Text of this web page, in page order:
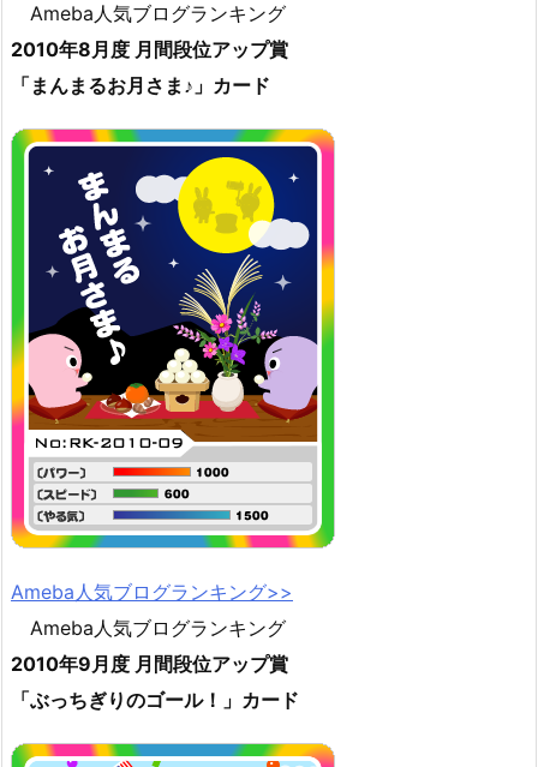
Ameba人気ブログランキング
2010年8月度 月間段位アップ賞
「まんまるお月さま♪」カード
Ameba人気ブログランキング>>
Ameba人気ブログランキング
2010年9月度 月間段位アップ賞
「ぶっちぎりのゴール！」カード